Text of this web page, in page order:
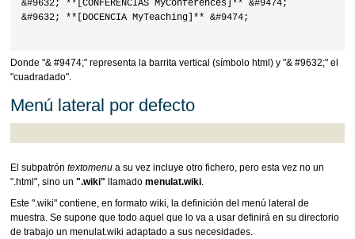
&#9632; **[CONFERENCIAS MyConferences]** &#9474;
&#9632; **[DOCENCIA MyTeaching]** &#9474;
Donde "& #9474;" representa la barrita vertical (símbolo html) y "& #9632;" el
"cuadradado".
Menú lateral por defecto
El subpatrón textomenua su vez incluye otro fichero, pero esta vez no un
".html", sino un ".wiki" llamado menulat.wiki.
Este ".wiki" contiene, en formato wiki, la definición del menú lateral de
muestra. Se supone que todo aquel que lo va a usar definirá en su directorio
de trabajo un menulat.wiki adaptado a sus necesidades.